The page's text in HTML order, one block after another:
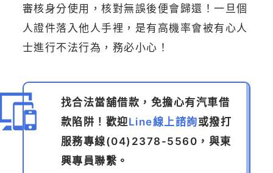
審核身分使用，核對無誤後便會歸還！一旦個
人證件落入他人手裡，是有高機率會被有心人
士進行不法行為，務必小心！
找合法當舖借款，免擔心有汽車借
款陷阱！歡迎Line線上諮詢或撥打
服務專線(04)2378-5560 ，與東
興專員聯繫。